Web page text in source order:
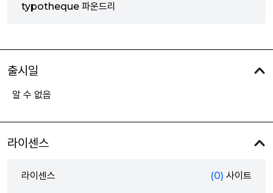
typotheque 파운드리
출시일
알 수 없음
라이센스
라이센스 (0) 사이트